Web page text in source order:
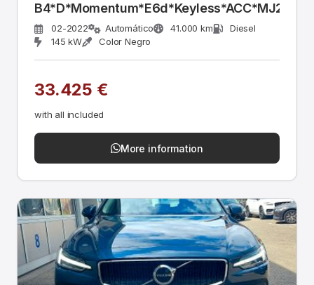
02-2022 Automático 41.000 km
Diesel
145 kW
Color Negro
33.425 €
with all included
More information